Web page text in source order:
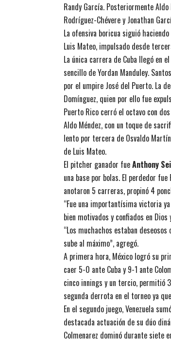
Randy García. Posteriormente
Rodríguez-Chévere y Jonathan
La ofensiva boricua siguió
Luis Mateo, impulsado desde
La única carrera de Cuba llegó en
sencillo de Yordan Manduley.
por el umpire José del Puerto. La
Domínguez, quien por ello fue
Puerto Rico cerró el octavo con
Aldo Méndez, con un toque de
lento por tercera de Osvaldo
de Luis Mateo.
El pitcher ganador fueAnthony
una base por bolas. El perdedor
anotaron 5 carreras, propinó 4
“Fue una importantísima victoria
bien motivados y confiados en Dios
“Los muchachos estaban
sube al máximo”, agregó.
A primera hora, México logró su
caer 5-0 ante Cuba y 9-1 ante
cinco innings y un tercio, permitió
segunda derrota en el torneo ya
En el segundo juego, Venezuela
destacada actuación de su dúo
Colmenarez dominó durante